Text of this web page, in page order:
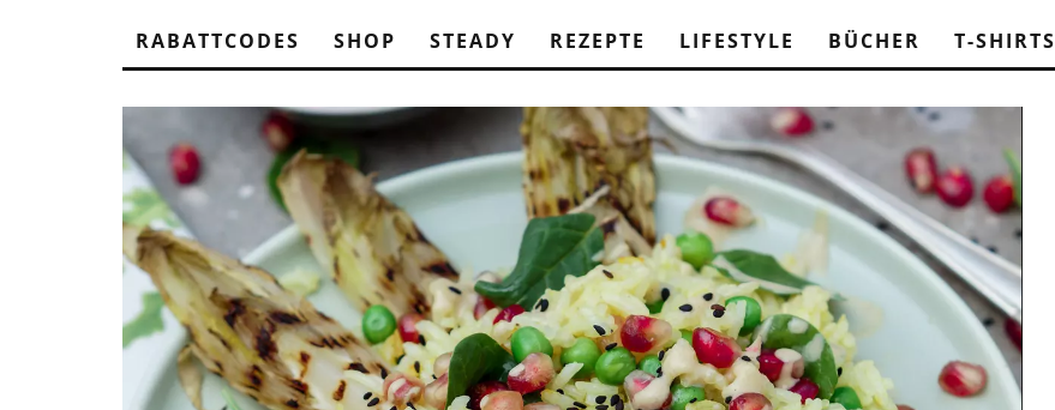
RABATTCODES SHOP STEADY REZEPTE LIFESTYLE BÜCHER T-SHIRTS